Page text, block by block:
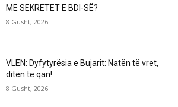
ME SEKRETET E BDI-SË?
8 Gusht, 2026
VLEN: Dyfytyrësia e Bujarit: Natën të vret,
ditën të qan!
8 Gusht, 2026